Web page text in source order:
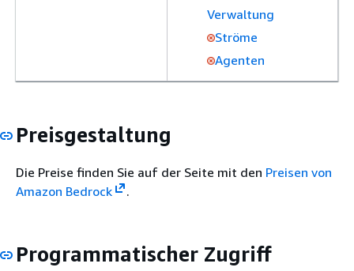
Verwaltung
Ströme
Agenten
Preisgestaltung
Die Preise finden Sie auf der Seite mit den Preisen von
Amazon Bedrock
.
Programmatischer Zugriff